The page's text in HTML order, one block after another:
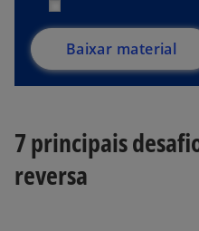
Baixar material
7 principais
reversa